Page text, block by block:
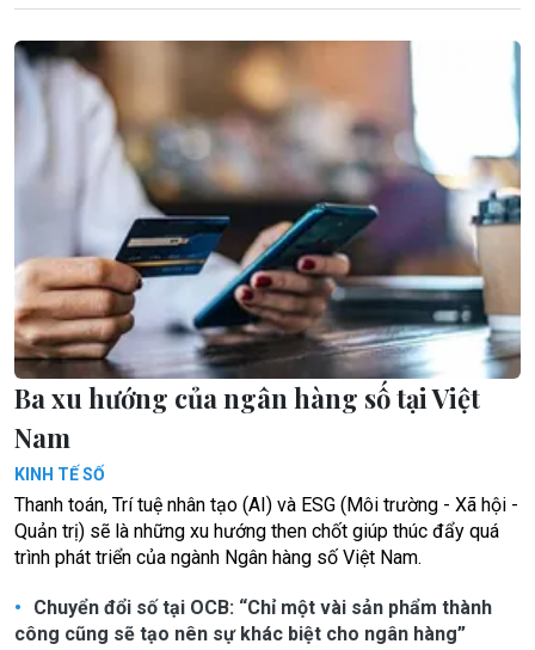
Ba xu hướng của ngân hàng số tại Việt
Nam
KINH TẾ SỐ
Thanh toán, Trí tuệ nhân tạo (AI) và ESG (Môi trường - Xã hội -
Quản trị) sẽ là những xu hướng then chốt giúp thúc đẩy quá
trình phát triển của ngành Ngân hàng số Việt Nam.
Chuyển đổi số tại OCB: “Chỉ một vài sản phẩm thành
công cũng sẽ tạo nên sự khác biệt cho ngân hàng”